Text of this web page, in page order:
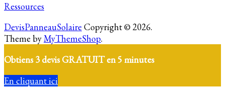
Ressources
DevisPanneauSolaire Copyright © 2026.
Theme byMyThemeShop.
Obtiens 3 devis GRATUIT en 5 minutes
En cliquant ici